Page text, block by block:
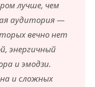
лучше, чем
аудитория —
вечно нет
энергичный
и эмодзи.
и сложных